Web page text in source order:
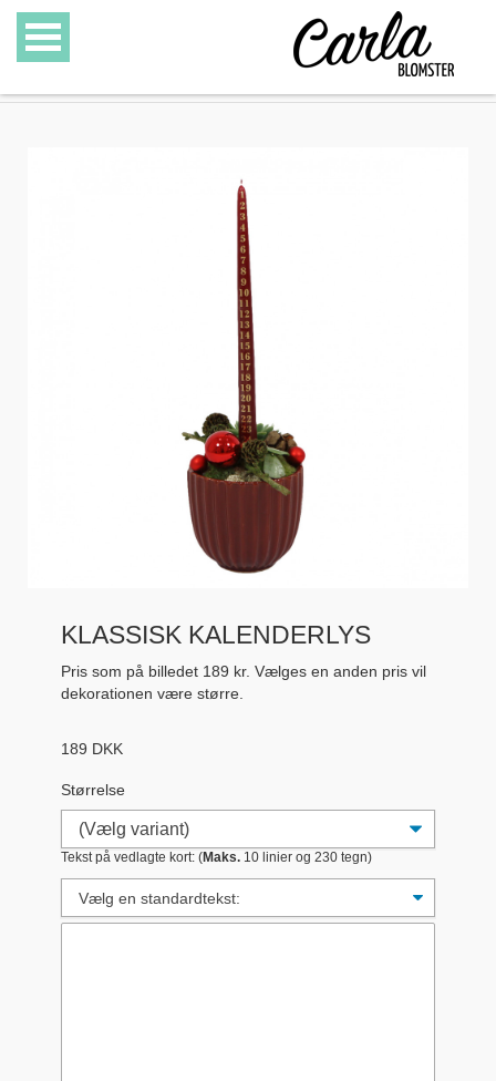
KLASSISK KALENDERLYS
Pris som på billedet 189 kr. Vælges en anden pris vil
dekorationen være større.
189 DKK
Størrelse
Tekst på vedlagte kort: (Maks. 10 linier og 230 tegn)